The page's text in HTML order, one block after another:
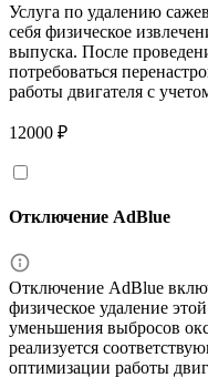
Услуга по удалению
себя физическое
выпуска. После
потребоваться
работы двигателя с
12000 ₽
Отключение AdBlue
Отключение AdBlue
физическое удаление
уменьшения выбросов
реализуется
оптимизации работы